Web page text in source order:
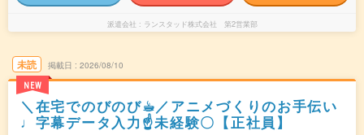
派遣会社 ランスタッド株式会社 第2営業部
未読
NEW
掲載日 2026/08/10
＼在宅でのびのび☕︎／アニメづくりのお手伝い
♩字幕データ入力☝未経験〇【正社員】